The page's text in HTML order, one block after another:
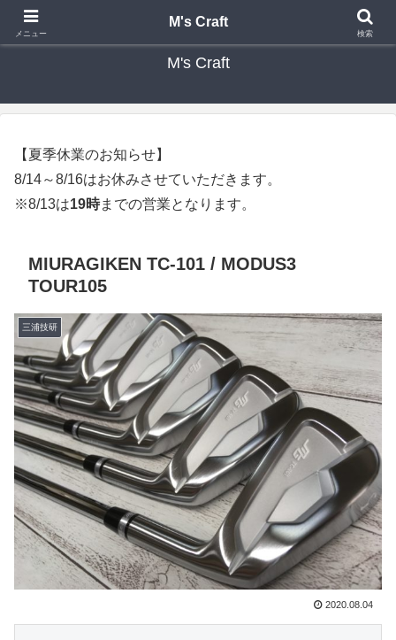
カスタムクラブ・リシャフト・修理 専門店 ゴルフ工房 エムズクラフト
M's Craft
【夏季休業のお知らせ】
8/14～8/16はお休みさせていただきます。
※8/13は19時までの営業となります。
MIURAGIKEN TC-101 / MODUS3
TOUR105
三浦技研
2020.08.04
メニュー
M's Craft
検索